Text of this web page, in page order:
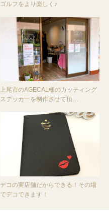
ゴルフをより楽しく♪
上尾市のAGECAL様のカッティング
ステッカーを制作させて頂…
デコの実店舗だからできる！その場
でデコできます！